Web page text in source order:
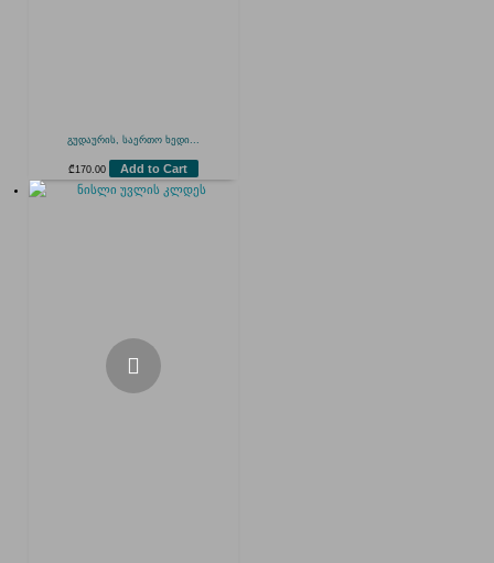
გუდაურის, საერთო ხედი...
₾ 170.00 Add to Cart